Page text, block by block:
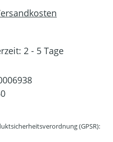
2 - 5 Tage
(GPSR):